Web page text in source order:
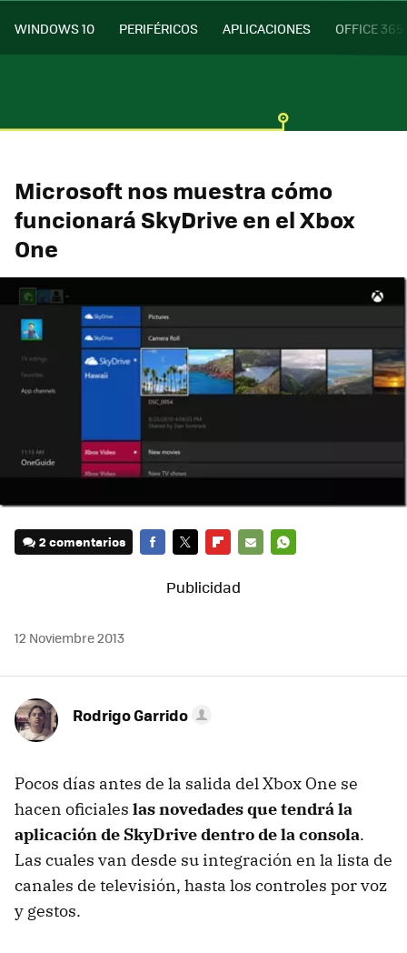
WINDOWS 10 PERIFÉRICOS APLICACIONES OFFICE 365
Microsoft nos muestra cómo
funcionará SkyDrive en el Xbox
One
2 comentarios
MAIL
12 Noviembre 2013
Rodrigo Garrido
Pocos días antes de la salida del Xbox One se
hacen oficiales las novedades que tendrá la
aplicación de SkyDrive dentro de la consola.
Las cuales van desde su integración en la lista de
canales de televisión, hasta los controles por voz
y gestos.